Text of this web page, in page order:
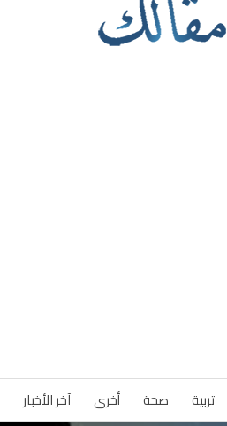
تربية صحة أخرى آخر الأخبار